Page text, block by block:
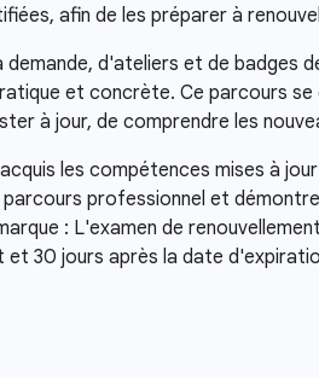
afin de les préparer à
d'ateliers et de badges
et concrète. Ce parcours
à jour, de comprendre les
les compétences mises à
professionnel et
: L'examen de
et 30 jours après la date